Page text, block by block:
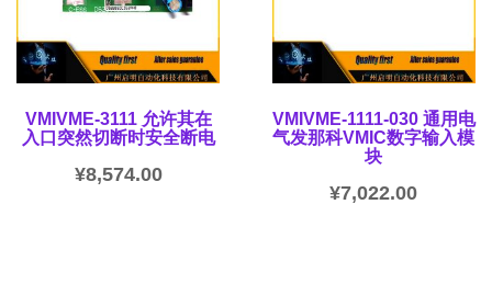
VMIVME-3111 允许其在
入口突然切断时安全断电
¥8,574.00
VMIVME-1111-030 通用电
气发那科VMIC数字输入模
块
¥7,022.00